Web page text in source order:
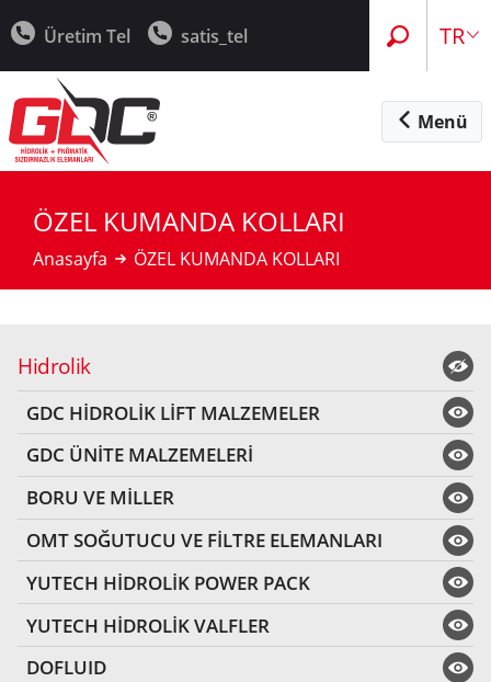
Üretim Tel satis_tel TR
EN
Menü
ÖZEL KUMANDA KOLLARI
Anasayfa ÖZEL KUMANDA KOLLARI
Hidrolik
GDC HİDROLİK LİFT MALZEMELER
GDC ÜNİTE MALZEMELERİ
BORU VE MİLLER
OMT SOĞUTUCU VE FİLTRE ELEMANLARI
YUTECH HİDROLİK POWER PACK
YUTECH HİDROLİK VALFLER
DOFLUID